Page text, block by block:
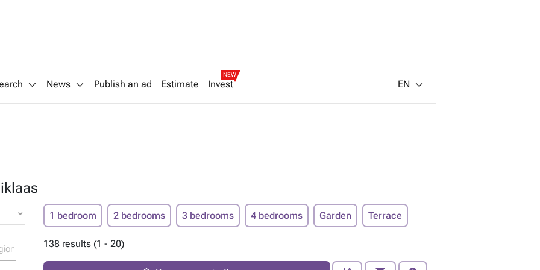
News Publish an ad Estimate Invest
NEW
EN
1 bedroom 2 bedrooms 3 bedrooms 4 bedrooms Garden Terrace
138 results (1 - 20)